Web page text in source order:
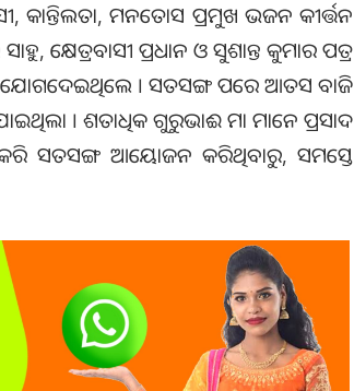
କାନ୍ତିଲତା, ମନତୋସ ପ୍ରମୁଖ ଭଜନ କୀର୍ତ୍ତନ
କ୍ଷେତ୍ରବାସୀ ପ୍ରଧାନ ଓ ସୁଶାନ୍ତ କୁମାର ପତ୍ର
ଯୋଗଦେଇଥିଲେ । ସତସଙ୍ଗ ପରେ ଆତସ ବାଜି
। ଶତାଧିକ ଗୁରୁଭାଈ ମା ମାନେ ପ୍ରସାଦ
ସତସଙ୍ଗ ଆୟୋଜନ କରିଥିବାରୁ, ସମସ୍ତେ